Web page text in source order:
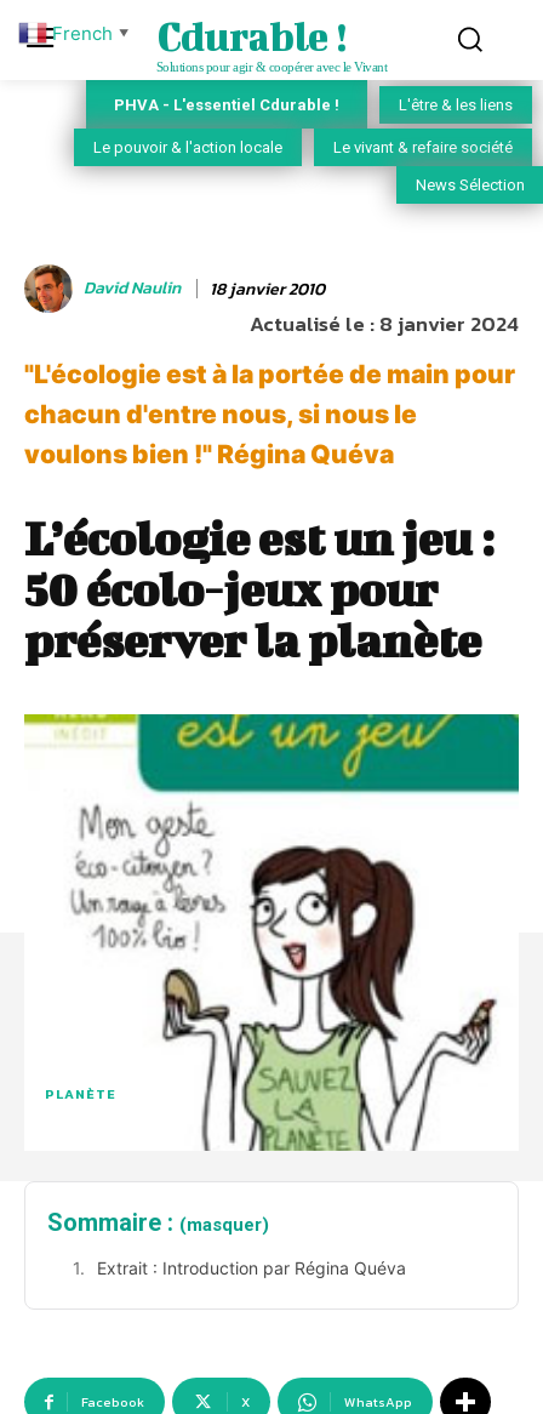
Cdurable !
Solutions pour agir & coopérer avec le Vivant
PHVA - L'essentiel Cdurable ! L'être & les liens
Le pouvoir & l'action locale Le vivant & refaire société
News Sélection
David Naulin 18 janvier 2010
Actualisé le :8 janvier 2024
"L'écologie est à la portée de main pour
chacun d'entre nous, si nous le
voulons bien !" Régina Quéva
L’écologie est un jeu :
50 écolo-jeux pour
préserver la planète
PLANÈTE
Sommaire : (masquer)
Extrait : Introduction par Régina Quéva
Facebook X WhatsApp
French ▼